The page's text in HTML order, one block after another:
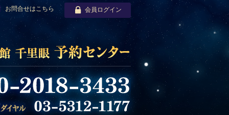
お問合せはこちら 会員ログイン